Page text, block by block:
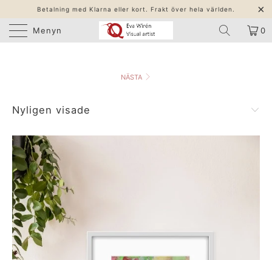
Betalning med Klarna eller kort. Frakt över hela världen.
Menyn 0
NÄSTA
Nyligen visade